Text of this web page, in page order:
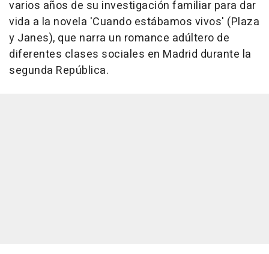
varios años de su investigación familiar para dar
vida a la novela 'Cuando estábamos vivos' (Plaza
y Janes), que narra un romance adúltero de
diferentes clases sociales en Madrid durante la
segunda República.